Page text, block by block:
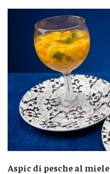
Aspic di pesche al miele